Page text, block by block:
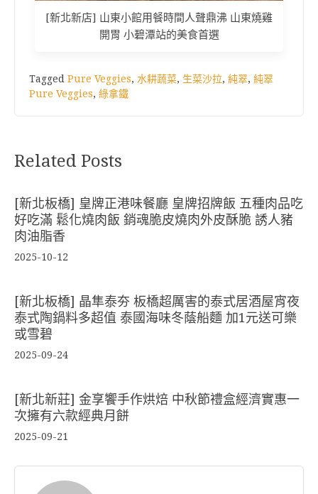
[新北新店] 山東小館用餐時間人聲鼎沸 山東燒雞
開胃 小碧潭站的美食首選
Tagged Pure Veggies, 水耕蔬菜, 生菜沙拉, 純翠, 純翠
Pure Veggies, 綠拿鐵
Related Posts
[新北板橋] 皇牌正港味餐廳 皇牌招牌飯 五種肉品吃
好吃滿 鬆化燒肉飯 銷魂脆皮燒肉外皮酥脆 誘人豬
肉油脂香
2025-10-12
[新北板橋] 晶隼泰夯 板橋超厲害的泰式居酒屋宵夜
泰式陶鍋料多超值 泰國海味冬蔭船麵 加1元送可樂
或雪碧
2025-09-24
[新北新莊] 金享饗手作烘焙 中秋節禮盒經濟實惠一
次擁有六款經典月餅
2025-09-21